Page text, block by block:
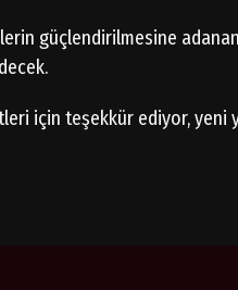
güçlendirilmesine
için teşekkür ediyor,